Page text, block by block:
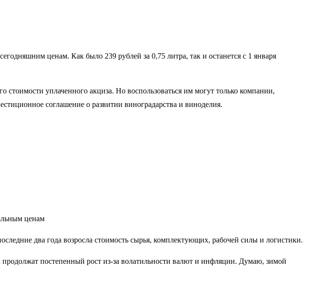
ценам. Как было 239 рублей за 0,75 литра, так и останется с 1 января
стоимости уплаченного акциза. Но воспользоваться им могут только компании,
соглашение о развитии виноградарства и виноделия.
ценам
два года возросла стоимость сырья, комплектующих, рабочей силы и логистики.
постепенный рост из-за волатильности валют и инфляции. Думаю, зимой